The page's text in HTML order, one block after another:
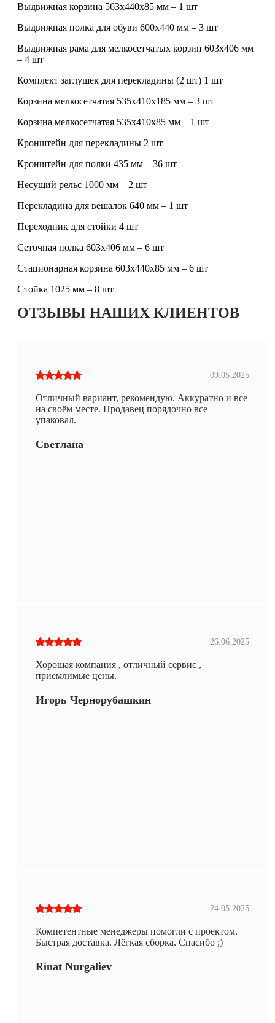
Выдвижная корзина 563x440x85 мм – 1 шт
Выдвижная полка для обуви 600x440 мм – 3 шт
Выдвижная рама для мелкосетчатых корзин 603х406 мм
– 4 шт
Комплект заглушек для перекладины (2 шт) 1 шт
Корзина мелкосетчатая 535x410x185 мм – 3 шт
Корзина мелкосетчатая 535x410x85 мм – 1 шт
Кронштейн для перекладины 2 шт
Кронштейн для полки 435 мм – 36 шт
Несущий рельс 1000 мм – 2 шт
Перекладина для вешалок 640 мм – 1 шт
Переходник для стойки 4 шт
Сеточная полка 603x406 мм – 6 шт
Стационарная корзина 603x440x85 мм – 6 шт
Стойка 1025 мм – 8 шт
ОТЗЫВЫ НАШИХ КЛИЕНТОВ
09.05.2025
Отличный вариант, рекомендую. Аккуратно и все
на своём месте. Продавец порядочно все
упаковал.
Светлана
26.06.2025
Хорошая компания , отличный сервис ,
приемлимые цены.
Игорь Чернорубашкин
24.05.2025
Компетентные менеджеры помогли с проектом.
Быстрая доставка. Лёгкая сборка. Спасибо ;)
Rinat Nurgaliev